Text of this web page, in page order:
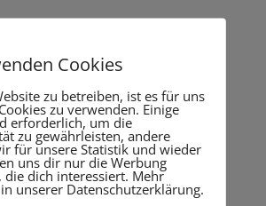
wenige
…so
geht
Cookies
zu betreiben, ist es für uns
zu verwenden. Einige
erforderlich, um die
zu gewährleisten, andere
für unsere Statistik und wieder
uns dir nur die Werbung
die dich interessiert. Mehr
unserer Datenschutzerklärung.